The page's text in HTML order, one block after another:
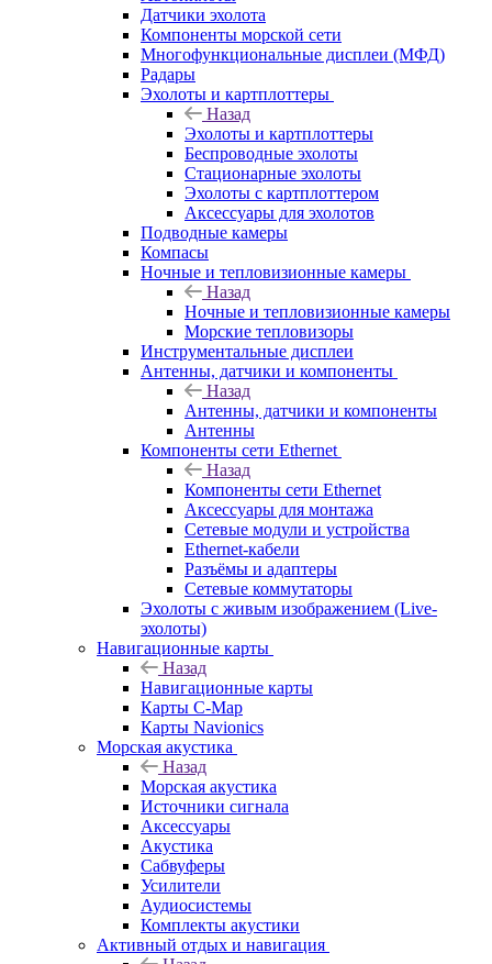
Датчики эхолота
Компоненты морской сети
Многофункциональные дисплеи (МФД)
Радары
Эхолоты и картплоттеры
Назад
Эхолоты и картплоттеры
Беспроводные эхолоты
Стационарные эхолоты
Эхолоты с картплоттером
Аксессуары для эхолотов
Подводные камеры
Компасы
Ночные и тепловизионные камеры
Назад
Ночные и тепловизионные камеры
Морские тепловизоры
Инструментальные дисплеи
Антенны, датчики и компоненты
Назад
Антенны, датчики и компоненты
Антенны
Компоненты сети Ethernet
Назад
Компоненты сети Ethernet
Аксессуары для монтажа
Сетевые модули и устройства
Ethernet-кабели
Разъёмы и адаптеры
Сетевые коммутаторы
Эхолоты с живым изображением (Live-
эхолоты)
Навигационные карты
Назад
Навигационные карты
Карты C-Map
Карты Navionics
Морская акустика
Назад
Морская акустика
Источники сигнала
Аксессуары
Акустика
Сабвуферы
Усилители
Аудиосистемы
Комплекты акустики
Активный отдых и навигация